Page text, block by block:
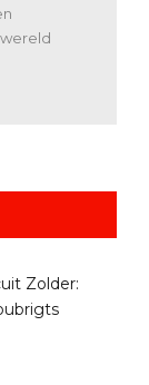
Zolder: